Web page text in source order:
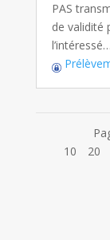
PAS
de validité
l’intéressé…
10
20